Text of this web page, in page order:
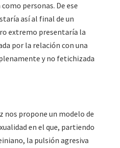
personas. De ese
así al final de un
extremo presentaría la
por la relación con una
y no fetichizada
nos propone un modelo de
en el que, partiendo
la pulsión agresiva